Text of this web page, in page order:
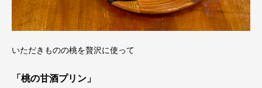
いただきものの桃を贅沢に使って
「桃の甘酒プリン」